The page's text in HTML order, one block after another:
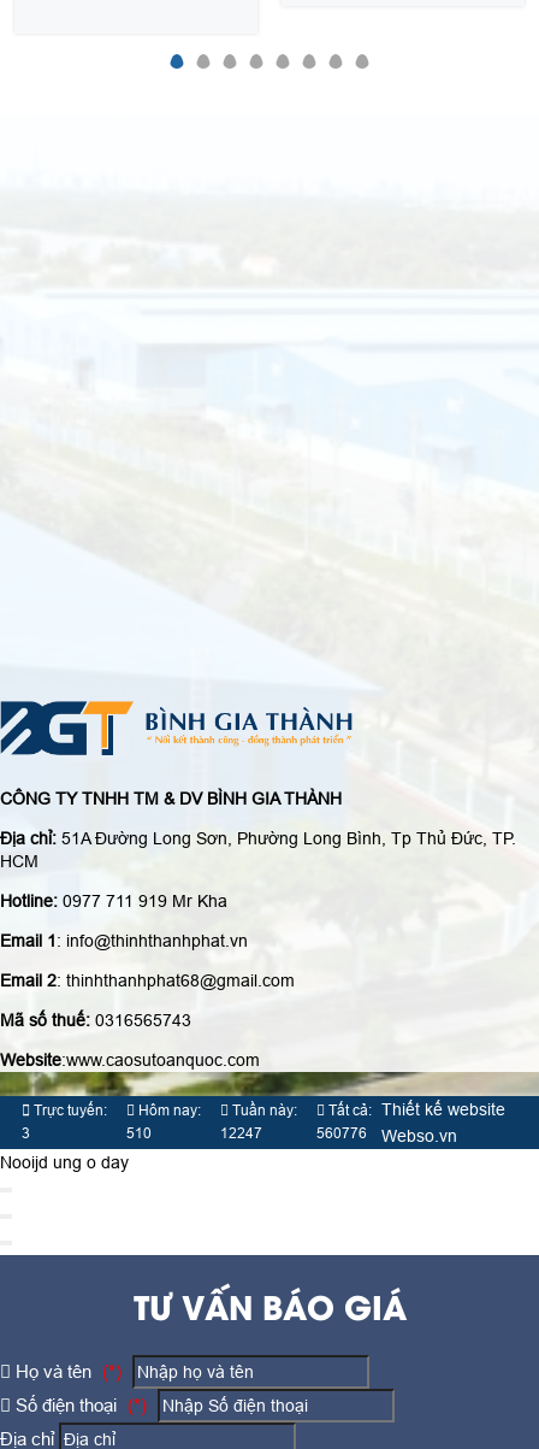
CÔNG TY TNHH TM & DV BÌNH GIA THÀNH
Địa chỉ: 51A Đường Long Sơn, Phường Long Bình, Tp Thủ Đức, TP.
HCM
Hotline: 0977 711 919 Mr Kha
Email 1: info@thinhthanhphat.vn
Email 2: thinhthanhphat68@gmail.com
Mã số thuế: 0316565743
Website:www.caosutoanquoc.com
Trực tuyến:
3
Hôm nay:
510
Tuần này:
12247
Tất cả:
560776
Thiết kế website
Webso.vn
Nooijd ung o day
TƯ VẤN BÁO GIÁ
Họ và tên (*)
Số điện thoại (*)
Địa chỉ